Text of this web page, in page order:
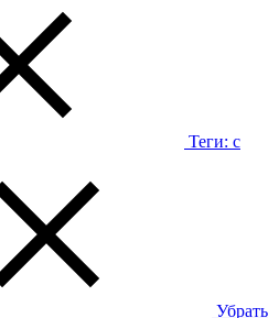
Теги: с
Убрать